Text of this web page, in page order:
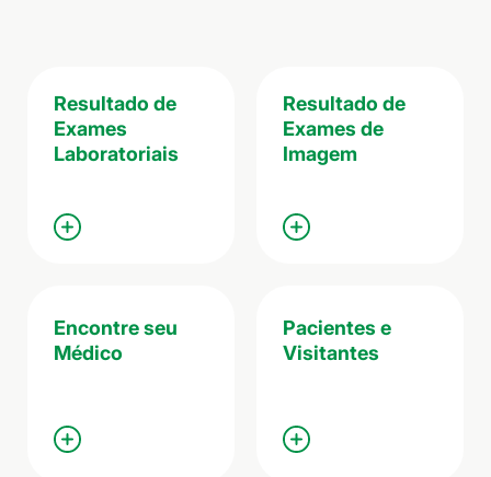
Resultado de
Exames
Laboratoriais
Resultado de
Exames de
Imagem
Encontre seu
Médico
Pacientes e
Visitantes